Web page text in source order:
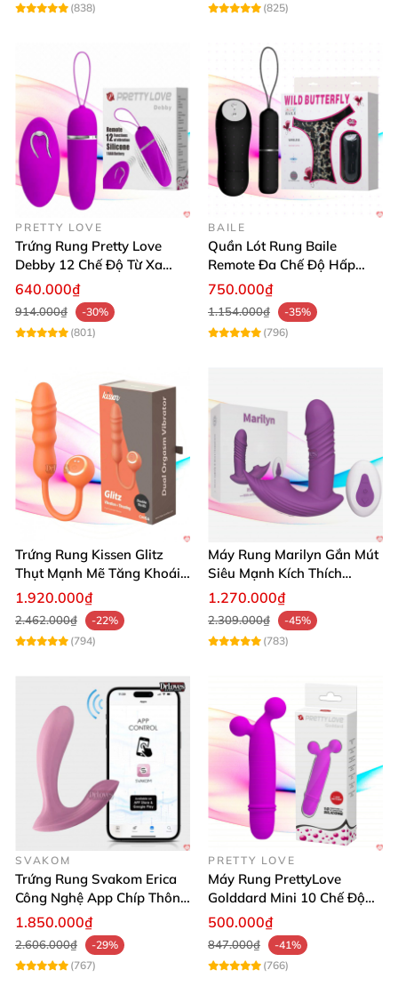
(838)
(825)
PRETTY LOVE
Trứng Rung Pretty Love
Debby 12 Chế Độ Từ Xa
Siêu Phấn Khích
640.000₫
914.000₫
-30%
(801)
BAILE
Quần Lót Rung Baile
Remote Đa Chế Độ Hấp
Dẫn Người Dùng
750.000₫
1.154.000₫
-35%
(796)
Trứng Rung Kissen Glitz
Thụt Mạnh Mẽ Tăng Khoái
Cảm Xuất Sắc
1.920.000₫
2.462.000₫
-22%
(794)
Máy Rung Marilyn Gắn Mút
Siêu Mạnh Kích Thích
Sướng Tột Đỉnh
1.270.000₫
2.309.000₫
-45%
(783)
SVAKOM
Trứng Rung Svakom Erica
Công Nghệ App Chíp Thông
Minh
1.850.000₫
2.606.000₫
-29%
(767)
PRETTY LOVE
Máy Rung PrettyLove
Golddard Mini 10 Chế Độ
Kích Thích Điểm G Đỉnh
500.000₫
847.000₫
-41%
(766)